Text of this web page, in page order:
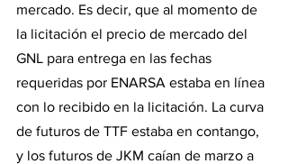
mercado. Es decir, que al momento de
la licitación el precio de mercado del
GNL para entrega en las fechas
requeridas por ENARSA estaba en línea
con lo recibido en la licitación. La curva
de futuros de TTF estaba en contango,
y los futuros de JKM caían de marzo a